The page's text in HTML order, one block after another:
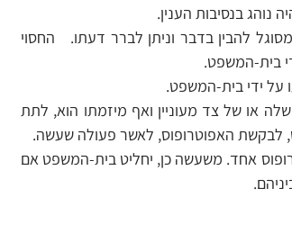
נוהג בנסיבות הענין.
להבין בדבר וניתן לברר דעתו. החסוי
בית-המשפט.
על ידי בית-המשפט.
או של צד מעוניין ואף מיזמתו הוא, לתת
לבקשת האפוטרופוס, לאשר פעולה שעשה.
אחד. משעשה כן, יחליט בית-המשפט אם